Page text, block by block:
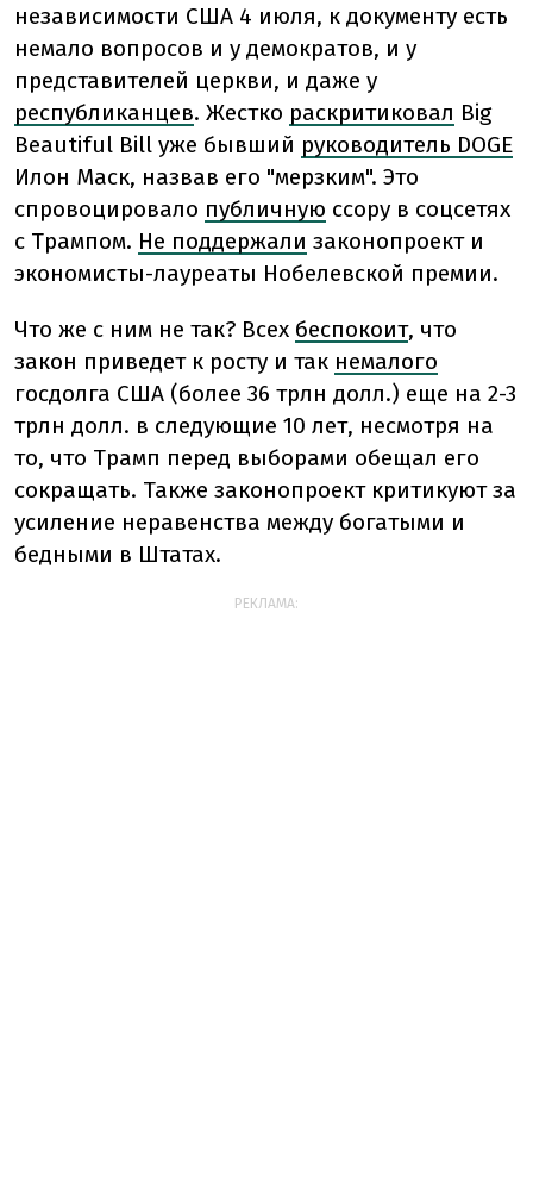
независимости США 4 июля, к документу есть
немало вопросов и у демократов, и у
представителей церкви, и даже у
республиканцев. Жестко раскритиковал Big
Beautiful Bill уже бывший руководитель DOGE
Илон Маск, назвав его "мерзким". Это
спровоцировало публичную ссору в соцсетях
с Трампом. Не поддержали законопроект и
экономисты-лауреаты Нобелевской премии.
Что же с ним не так? Всех беспокоит, что
закон приведет к росту и так немалого
госдолга США (более 36 трлн долл.) еще на 2-3
трлн долл. в следующие 10 лет, несмотря на
то, что Трамп перед выборами обещал его
сокращать. Также законопроект критикуют за
усиление неравенства между богатыми и
бедными в Штатах.
РЕКЛАМА: